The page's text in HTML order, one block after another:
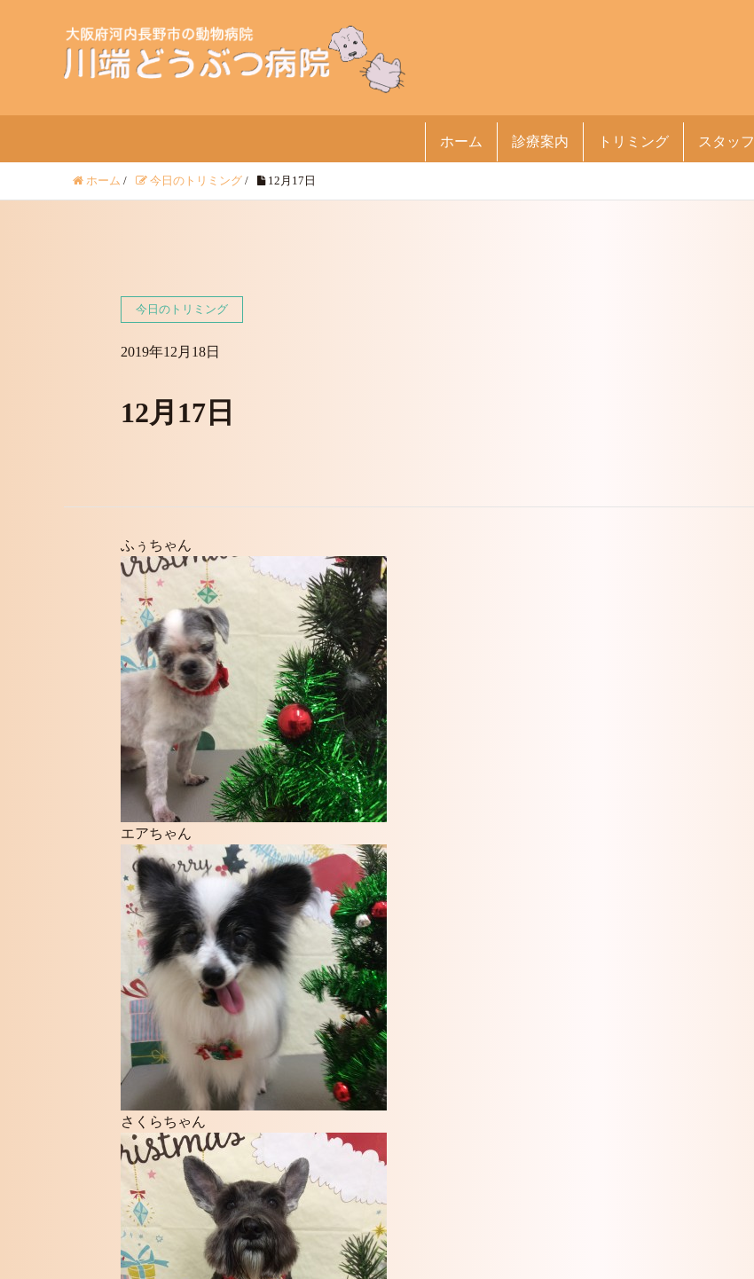
ホーム 診療案内 トリミング スタッフ
ホーム / 今日のトリミング / 12月17日
今日のトリミング
2019年12月18日
12月17日
ふぅちゃん
エアちゃん
さくらちゃん